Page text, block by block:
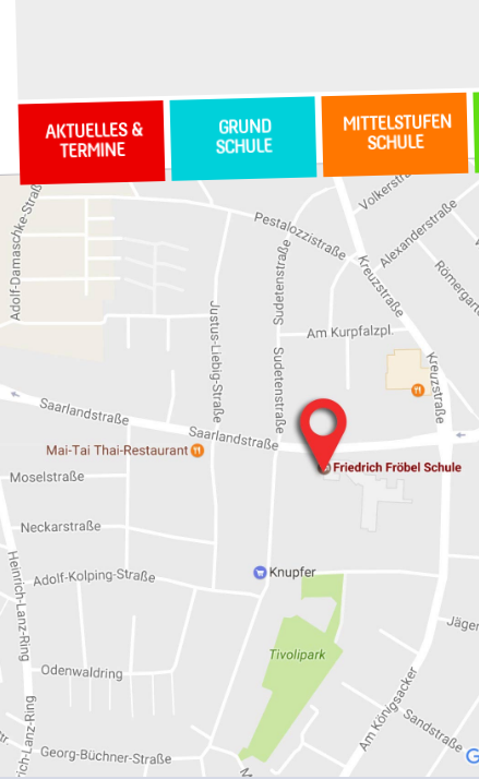
AKTUELLES &
TERMINE
GRUND
SCHULE
MITTELSTUFEN
SCHULE